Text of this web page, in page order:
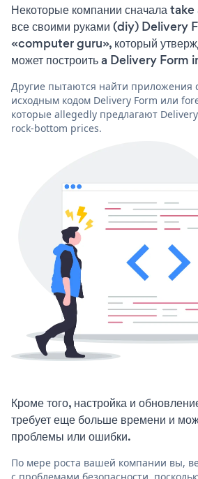
Некоторые компании сначала
все своими руками (diy) Delivery
«computer guru», который
может построить a Delivery Form
Другие пытаются найти приложения
исходным кодом Delivery Form или
которые allegedly предлагают
rock-bottom prices.
Кроме того, настройка и
требует еще больше времени и
проблемы или ошибки.
По мере роста вашей компании вы,